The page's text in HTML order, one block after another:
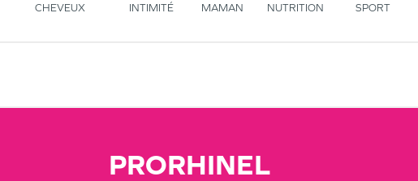
CHEVEUX
INTIMITÉ
MAMAN
NUTRITION
SPORT
PRORHINEL